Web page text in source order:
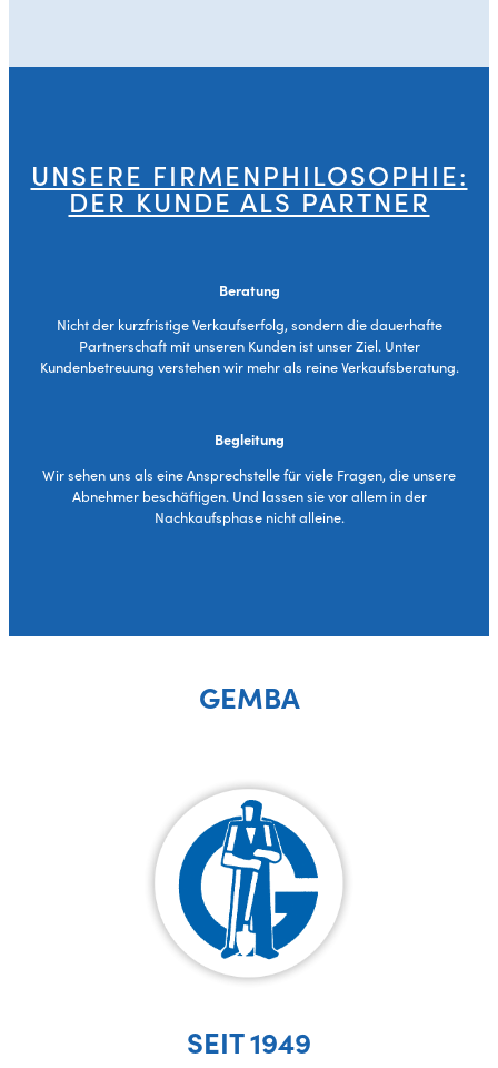
UNSERE FIRMENPHILOSOPHIE:
DER KUNDE ALS PARTNER
Beratung
Nicht der kurzfristige Verkaufserfolg, sondern die dauerhafte
Partnerschaft mit unseren Kunden ist unser Ziel. Unter
Kundenbetreuung verstehen wir mehr als reine Verkaufsberatung.
Begleitung
Wir sehen uns als eine Ansprechstelle für viele Fragen, die unsere
Abnehmer beschäftigen. Und lassen sie vor allem in der
Nachkaufsphase nicht alleine.
GEMBA
SEIT 1949